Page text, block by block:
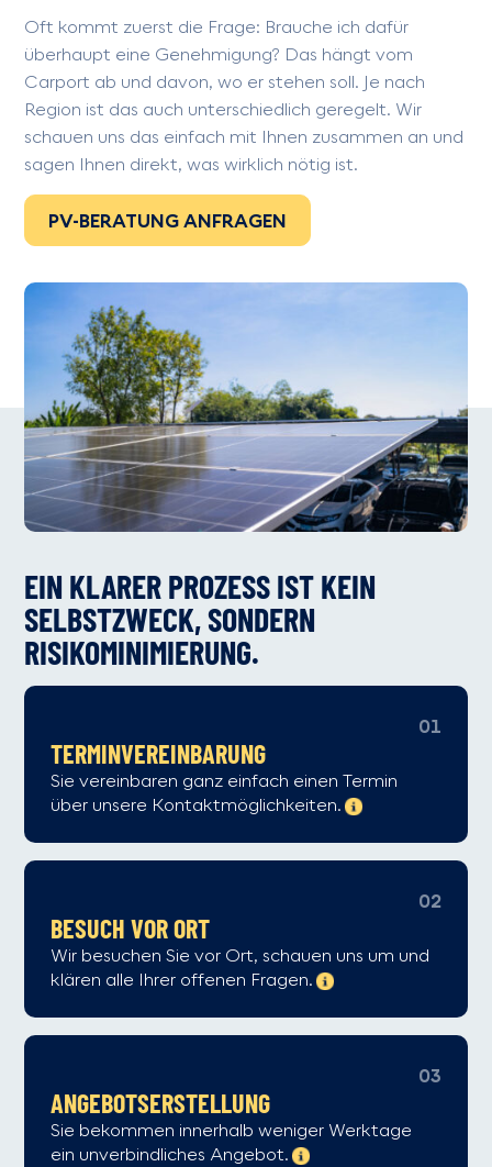
Oft kommt zuerst die Frage: Brauche ich dafür
überhaupt eine Genehmigung? Das hängt vom
Carport ab und davon, wo er stehen soll. Je nach
Region ist das auch unterschiedlich geregelt. Wir
schauen uns das einfach mit Ihnen zusammen an und
sagen Ihnen direkt, was wirklich nötig ist.
PV-BERATUNG ANFRAGEN
EIN KLARER PROZESS IST KEIN
SELBSTZWECK, SONDERN
RISIKOMINIMIERUNG.
01
TERMIN­VEREINBARUNG
Sie vereinbaren ganz einfach einen Termin
über unsere Kontaktmöglichkeiten.
02
BESUCH VOR ORT
Wir besuchen Sie vor Ort, schauen uns um und
klären alle Ihrer offenen Fragen.
03
ANGEBOTS­ERSTELLUNG
Sie bekommen innerhalb weniger Werktage
ein unverbindliches Angebot.